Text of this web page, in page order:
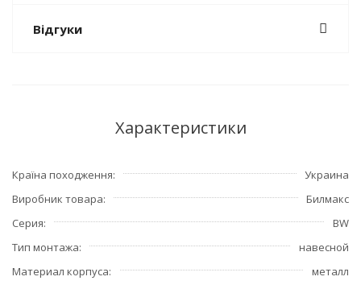
Відгуки
Характеристики
Країна походження
Украина
Виробник товара
Билмакс
Серия
BW
Тип монтажа
навесной
Материал корпуса
металл